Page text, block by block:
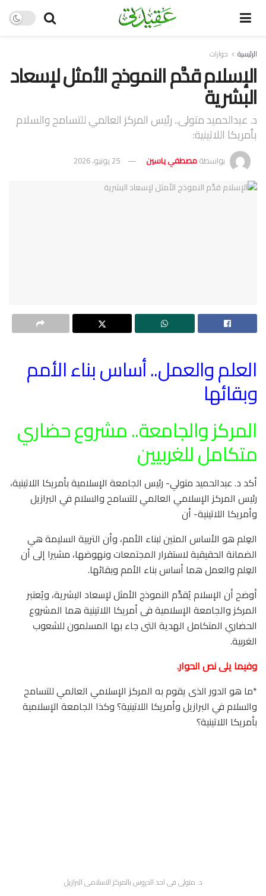
الرئيسية حوارات
الإسلام قدَّم النموذج الأمثل لإسعاد
البشرية
د. عبدالحميد متولى.. رئيس المركز العالمي للتسامح والسلام
بأمريكا اللاتينية:
بواسطةمصطفي ياسين 25 يونيو، 2026
العلم والعمل.. أساس بناء الأمم
وبقائها
المركز والجامعة.. مشروع حضاري
متكامل للغربيين
أكد د. عبدالحميد متولي- رئيس الجامعة الإسلامية بأمريكا اللاتينية،
رئيس المركز الإسلامي العالمي للتسامح والسلام في البرازيل
وأمريكا اللاتينية- أن
العِلم هو الأساس المتين لبناء الأمم، وأن التربية السليمة هي
الضمانة الحقيقية لاستقرار المجتمعات ونهوضها، مشيرا إلى أن
العِلم والعمل هما أساس بناء الأمم وبقائها.
أوضح أن الإسلام يُقدِّم النموذج الأمثل لإسعاد البشرية، ويُعتبر
المركز والجامعة الإسلامية فى أمريكا اللاتينية هما المشروع
الحضاري المتكامل الهدية التى جاء بها المسلمون للشعوب
الغربية.
وفيما يلى نص الحوار.
*ما هو الدور الذى يقوم به المركز الإسلامي العالمي للتسامح
والسلام في البرازيل وأمريكا اللاتينية؟ وكذا الجامعة الإسلامية
بأمريكا اللاتينية؟
د. متولى فى احد الدروس بالمركز الاسلامى البرازيل